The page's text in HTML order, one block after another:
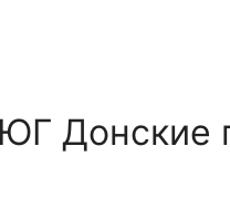
Донские